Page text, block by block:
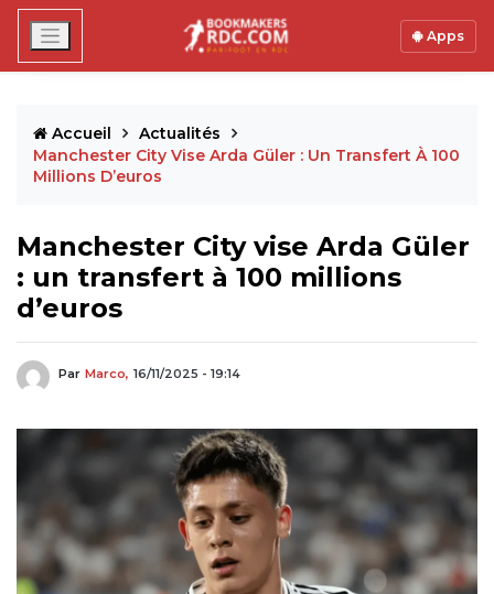
Apps
Accueil
Actualités
Manchester City Vise Arda Güler : Un Transfert À 100
Millions D’euros
Manchester City vise Arda Güler
: un transfert à 100 millions
d’euros
Par Marco, 16/11/2025 - 19:14